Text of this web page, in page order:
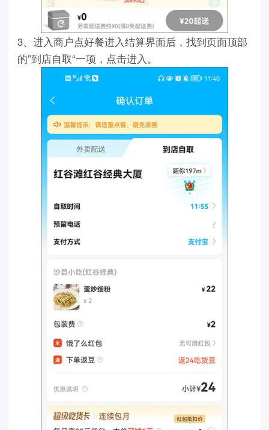
3、进入商户点好餐进入结算界面后，找到页面顶部
的”到店自取“一项，点击进入。